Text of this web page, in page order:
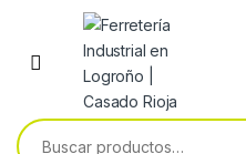
Skip to navigation
Skip to content
Buscar por: